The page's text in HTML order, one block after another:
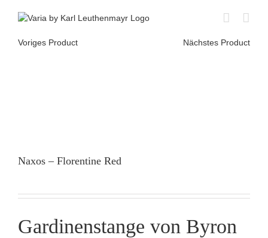
Voriges Product
Nächstes Product
Naxos – Florentine Red
Gardinenstange von Byron